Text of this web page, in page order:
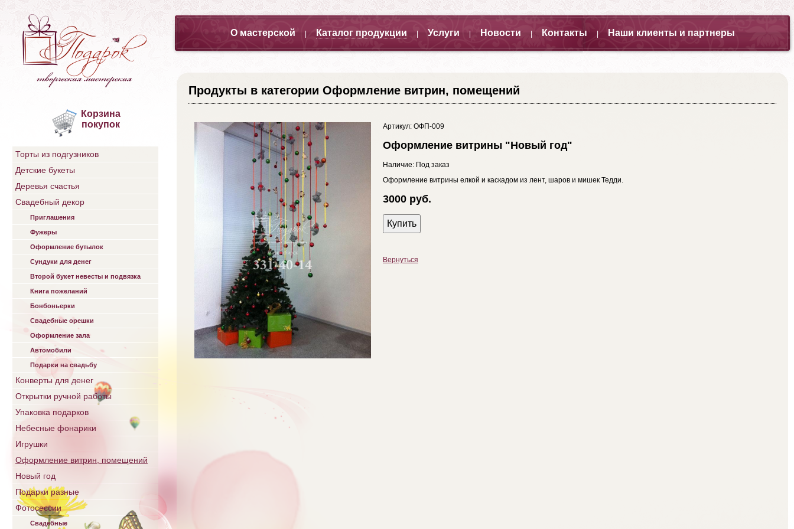
Корзина
покупок
Торты из подгузников
Детские букеты
Деревья счастья
Свадебный декор
Приглашения
Фужеры
Оформление бутылок
Сундуки для денег
Второй букет невесты и подвязка
Книга пожеланий
Бонбоньерки
Свадебные орешки
Оформление зала
Автомобили
Подарки на свадьбу
Конверты для денег
Открытки ручной работы
Упаковка подарков
Небесные фонарики
Игрушки
Оформление витрин, помещений
Новый год
Подарки разные
Фотосессии
Свадебные
О мастерской Каталог продукции Услуги Новости Контакты Наши клиенты и партнеры
Продукты в категории Оформление витрин, помещений
Артикул: ОФП-009
Оформление витрины "Новый год"
Наличие: Под заказ
Оформление витрины елкой и каскадом из лент, шаров и мишек Тедди.
3000 руб.
Купить
Вернуться